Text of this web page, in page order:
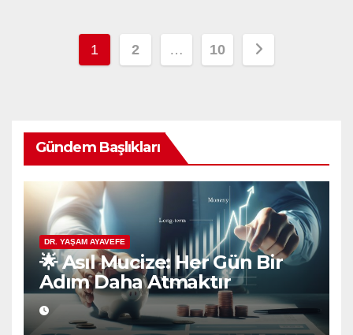
Posts
1 2 … 10
Gündem Başlıkları
DR. YAŞAM AYAVEFE
🌟 Asıl Mucize: Her Gün Bir
Adım Daha Atmaktır